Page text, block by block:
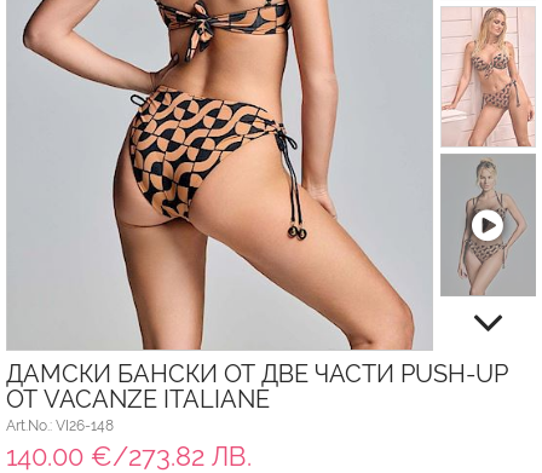
ДАМСКИ БАНСКИ ОТ ДВЕ ЧАСТИ PUSH-UP
ОТ VACANZE ITALIANE
Art.No.: VI26-148
140.00 €/273.82 ЛВ.